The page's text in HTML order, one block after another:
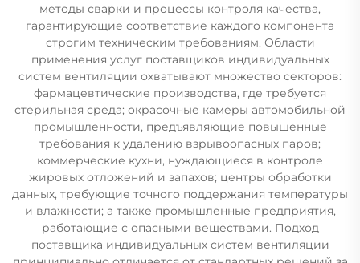
методы сварки и процессы контроля качества,
гарантирующие соответствие каждого компонента
строгим техническим требованиям. Области
применения услуг поставщиков индивидуальных
систем вентиляции охватывают множество секторов:
фармацевтические производства, где требуется
стерильная среда; окрасочные камеры автомобильной
промышленности, предъявляющие повышенные
требования к удалению взрывоопасных паров;
коммерческие кухни, нуждающиеся в контроле
жировых отложений и запахов; центры обработки
данных, требующие точного поддержания температуры
и влажности; а также промышленные предприятия,
работающие с опасными веществами. Подход
поставщика индивидуальных систем вентиляции